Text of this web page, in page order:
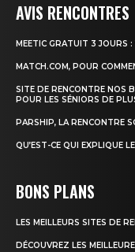
AVIS RENCONTRES
MEETIC GRATUIT 3 JOURS
MATCH.COM, POUR
SITE DE RENCONTRE NOS
POUR LES SÉNIORS DE
PARSHIP, LA RENCONTRE
QU’EST-CE QUI EXPLIQUE
BONS PLANS
LES MEILLEURS SITES DE
DÉCOUVREZ LES